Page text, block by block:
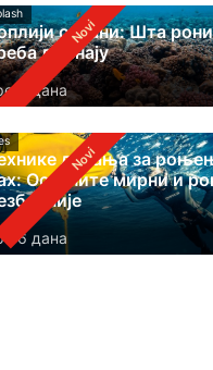
океани: Шта
да знају
4 дана
дисања за
Останите мирни и
6 дана